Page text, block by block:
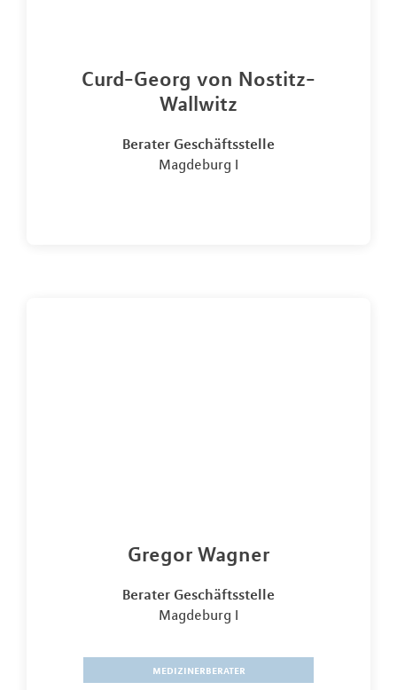
Curd-Georg von Nostitz-
Wallwitz
Berater Geschäftsstelle
Magdeburg I
Gregor Wagner
Berater Geschäftsstelle
Magdeburg I
medizinerberater